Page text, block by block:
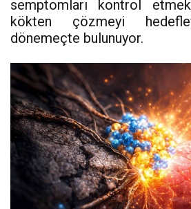
semptomları kontrol
kökten çözmeyi
dönemeçte bulunuyor.